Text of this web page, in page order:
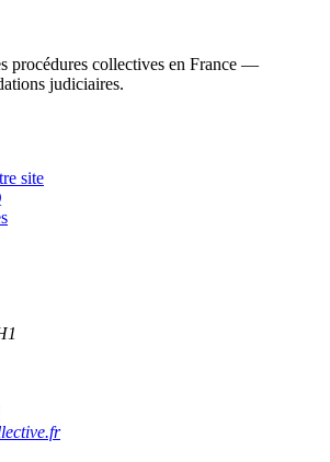
procédures collectives en France —
judiciaires.
site